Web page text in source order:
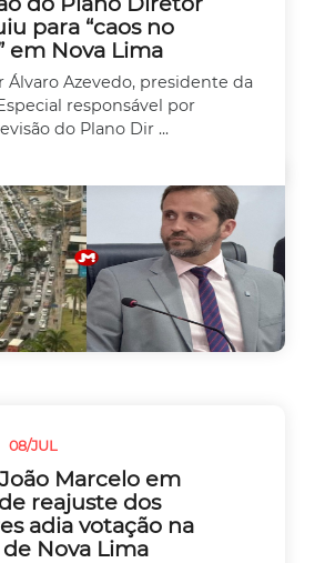
para “caos no
em Nova Lima
Álvaro Azevedo, presidente da
responsável por
do Plano Dir ...
08/JUL
Marcelo em
reajuste dos
adia votação na
Nova Lima